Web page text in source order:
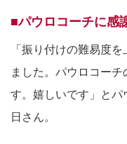
■パウロコーチに感
「振り付けの難易度
ました。パウロコー
す。嬉しいです」と
日さん。